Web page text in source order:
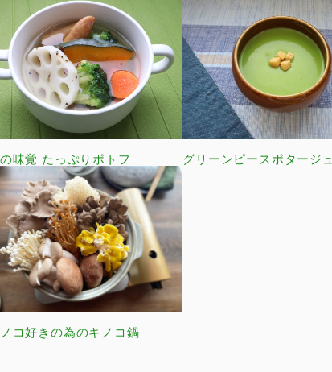
味覚 たっぷりポトフ グリーンピースポタージュ
コ好きの為のキノコ鍋